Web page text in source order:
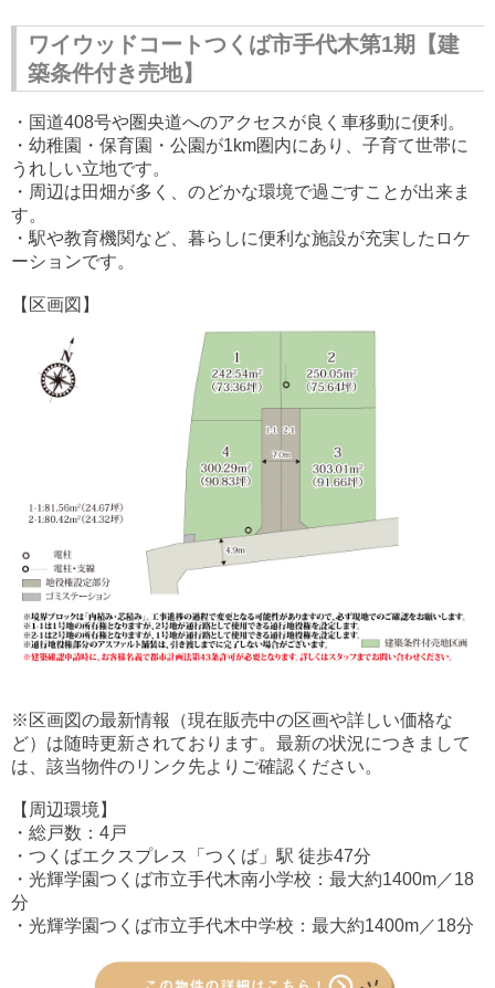
ワイウッドコートつくば市手代木第1期【建
築条件付き売地】
・国道408号や圏央道へのアクセスが良く車移動に便利。
・幼稚園・保育園・公園が1km圏内にあり、子育て世帯に
うれしい立地です。
・周辺は田畑が多く、のどかな環境で過ごすことが出来ま
す。
・駅や教育機関など、暮らしに便利な施設が充実したロケ
ーションです。
【区画図】
※区画図の最新情報（現在販売中の区画や詳しい価格な
ど）は随時更新されております。最新の状況につきまして
は、該当物件のリンク先よりご確認ください。
【周辺環境】
・総戸数：4戸
・つくばエクスプレス「つくば」駅 徒歩47分
・光輝学園つくば市立手代木南小学校：最大約1400m／18
分
・光輝学園つくば市立手代木中学校：最大約1400m／18分